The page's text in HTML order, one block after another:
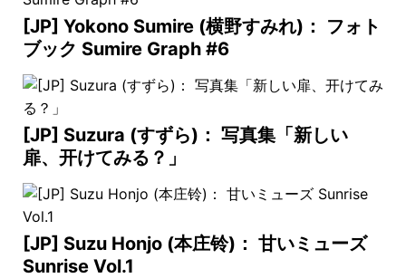
[JP] Yokono Sumire (横野すみれ)： フォト
ブック Sumire Graph #6
[JP] Suzura (すずら)： 写真集「新しい
扉、开けてみる？」
[JP] Suzu Honjo (本庄铃)： 甘いミューズ
Sunrise Vol.1